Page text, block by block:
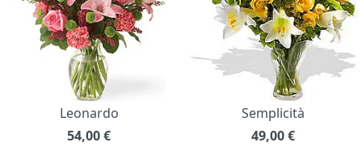
Leonardo
54,00€
Semplicità
49,00€